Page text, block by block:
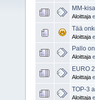
MM-
Aloittaja
Tää
Aloittaja
Pallo
Aloittaja
EURO
Aloittaja
TOP-3
Aloittaja